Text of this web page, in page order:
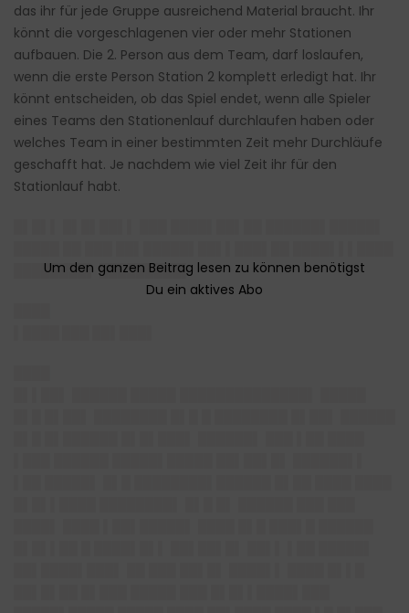
das ihr für jede Gruppe ausreichend Material braucht. Ihr
könnt die vorgeschlagenen vier oder mehr Stationen
aufbauen. Die 2. Person aus dem Team, darf loslaufen,
wenn die erste Person Station 2 komplett erledigt hat. Ihr
könnt entscheiden, ob das Spiel endet, wenn alle Spieler
eines Teams den Stationenlauf durchlaufen haben oder
welches Team in einer bestimmten Zeit mehr Durchläufe
geschafft hat. Je nachdem wie viel Zeit ihr für den
Stationlauf habt.
████████▌ █████████▌